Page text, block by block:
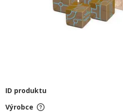
ID produktu
Výrobce